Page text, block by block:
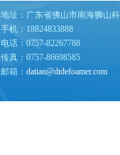
地址：广东省佛山市南海狮山
手机：18824833888
电话：0757-82267788
传真：0757-86698585
邮箱： datian@dtdefoamer.com